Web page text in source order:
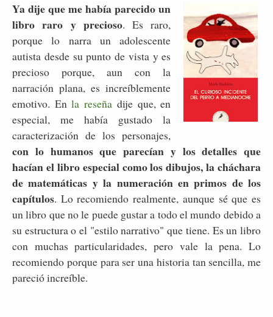
Ya dije que me había parecido un
libro raro y precioso. Es raro,
porque lo narra un adolescente
autista desde su punto de vista y es
precioso porque, aun con la
narración plana, es increíblemente
emotivo. Enla reseña dije que, en
especial, me había gustado la
caracterización de los personajes,
con lo humanos que parecían y los detalles que
hacían el libro especial como los dibujos, la cháchara
de matemáticas y la numeración en primos de los
capítulos. Lo recomiendo realmente, aunque sé que es
un libro que no le puede gustar a todo el mundo debido a
su estructura o el "estilo narrativo" que tiene. Es un libro
con muchas particularidades, pero vale la pena. Lo
recomiendo porque para ser una historia tan sencilla, me
pareció increíble.